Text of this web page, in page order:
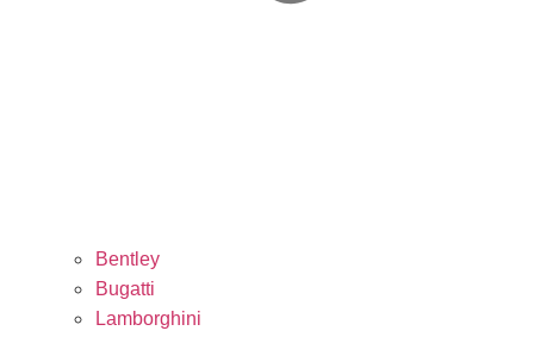
Bentley
Bugatti
Lamborghini